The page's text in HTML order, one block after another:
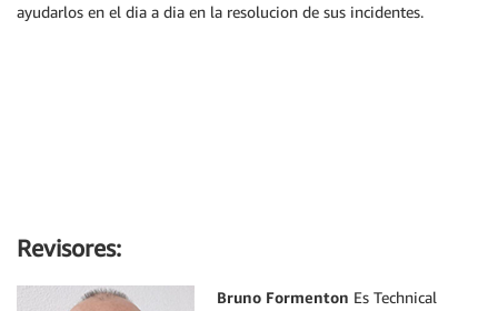
ayudarlos en el dia a dia en la resolucion de sus incidentes.
Revisores:
Bruno Formenton Es Technical